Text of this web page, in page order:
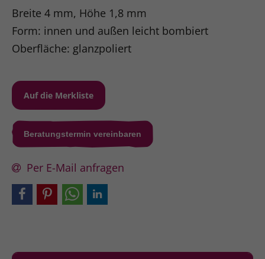
Breite 4 mm, Höhe 1,8 mm
Form: innen und außen leicht bombiert
Oberfläche: glanzpoliert
Beratungstermin vereinbaren
Per E-Mail anfragen